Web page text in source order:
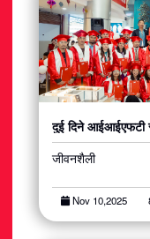
दुई दिने आईआईएफटी
जीवनशैली
Nov 10,2025